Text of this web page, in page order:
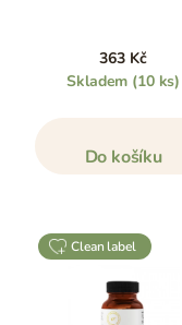
363 Kč
Skladem (10 ks)
Do košíku
clean label